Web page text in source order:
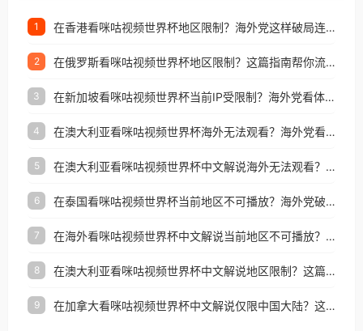
1 在香港看咪咕视频世界杯地区限制？海外党这样破局连看7天不卡顿！
2 在俄罗斯看咪咕视频世界杯地区限制？这篇指南帮你流畅看中文解说赛事
3 在新加坡看咪咕视频世界杯当前IP受限制？海外党看体育赛事的终极破局指南
4 在澳大利亚看咪咕视频世界杯海外无法观看？海外党看国内体育直播的终极解法
5 在澳大利亚看咪咕视频世界杯中文解说海外无法观看？这篇指南帮你搞定所有体育直播难题
6 在泰国看咪咕视频世界杯当前地区不可播放？海外党破局看中文解说赛事指南
7 在海外看咪咕视频世界杯中文解说当前地区不可播放？这篇指南帮你搞定所有体育赛事直播难题
8 在澳大利亚看咪咕视频世界杯中文解说地区限制？这篇指南帮你搞定海外观赛难题
9 在加拿大看咪咕视频世界杯中文解说仅限中国大陆？这篇指南帮你轻松解锁中文解说和赛事直播